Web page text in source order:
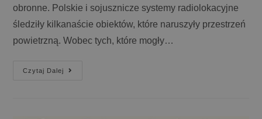
obronne. Polskie i sojusznicze systemy radiolokacyjne
śledziły kilkanaście obiektów, które naruszyły przestrzeń
powietrzną. Wobec tych, które mogły…
Czytaj Dalej